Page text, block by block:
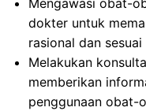
Mengawasi obat-
dokter untuk
rasional dan
Melakukan
memberikan
penggunaan obat-